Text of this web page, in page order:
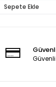
Sepete Ekle